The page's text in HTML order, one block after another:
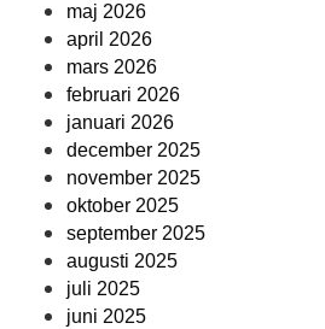
maj 2026
april 2026
mars 2026
februari 2026
januari 2026
december 2025
november 2025
oktober 2025
september 2025
augusti 2025
juli 2025
juni 2025